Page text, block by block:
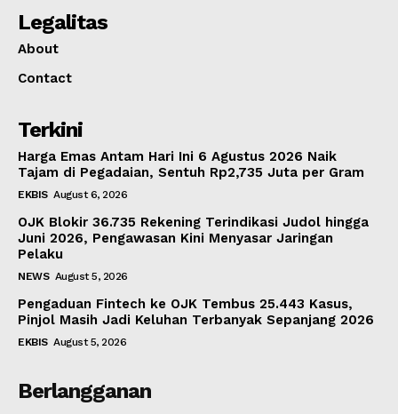
Legalitas
About
Contact
Terkini
Harga Emas Antam Hari Ini 6 Agustus 2026 Naik
Tajam di Pegadaian, Sentuh Rp2,735 Juta per Gram
EKBIS August 6, 2026
OJK Blokir 36.735 Rekening Terindikasi Judol hingga
Juni 2026, Pengawasan Kini Menyasar Jaringan
Pelaku
NEWS August 5, 2026
Pengaduan Fintech ke OJK Tembus 25.443 Kasus,
Pinjol Masih Jadi Keluhan Terbanyak Sepanjang 2026
EKBIS August 5, 2026
Berlangganan